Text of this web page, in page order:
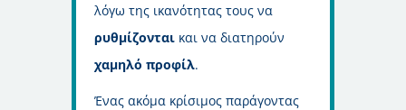
λόγω της ικανότητας τους να
ρυθμίζονται και να διατηρούν
χαμηλό προφίλ.
Ένας ακόμα κρίσιμος παράγοντας